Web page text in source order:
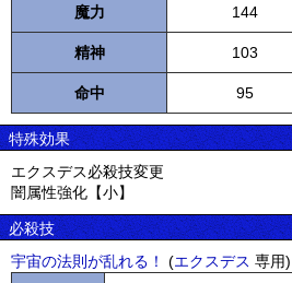
魔力 144
精神 103
命中 95
特殊効果
エクスデス必殺技変更
闇属性強化【小】
必殺技
宇宙の法則が乱れる！ (エクスデス 専用)